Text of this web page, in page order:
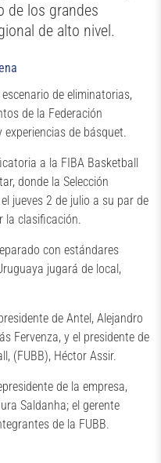
de los grandes
de alto nivel.
de eliminatorias,
de la Federación
de básquet.
a la FIBA Basketball
donde la Selección
jueves 2 de julio a su par de
la clasificación.
con estándares
jugará de local,
de Antel, Alejandro
Fervenza, y el presidente de
(FUBB), Héctor Assir.
de la empresa,
Saldanha; el gerente
de la FUBB.